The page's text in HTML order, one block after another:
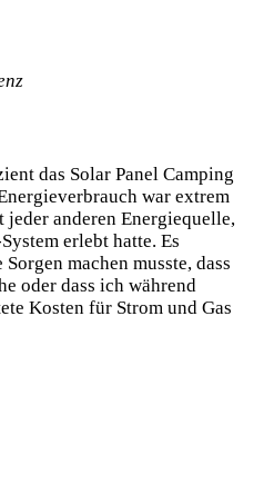
das Solar Panel ‌Camping
war extrem
anderen⁤ Energiequelle,
erlebt hatte. Es
machen musste, dass
oder dass ich während
Kosten für Strom und ​Gas